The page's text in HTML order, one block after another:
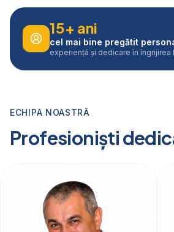
15+ ani
cel mai bine pregătit
experiență și dedicare în îngrijirea
ECHIPA NOASTRĂ
Profesioniști